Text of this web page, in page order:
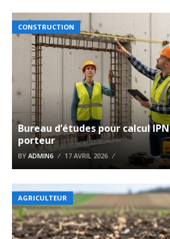
CONSTRUCTION
Bureau d’études pour calcul
porteur
BY ADMIN6 17 AVRIL 2026
AGRICULTEUR